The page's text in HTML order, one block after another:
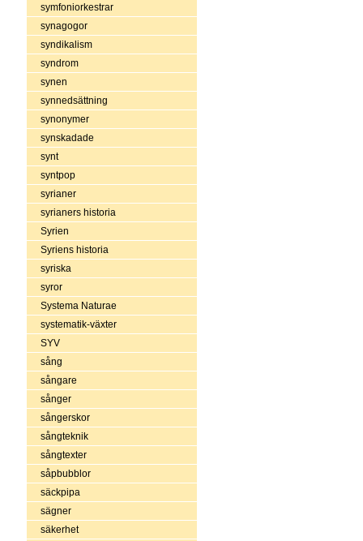
symfoniorkestrar
synagogor
syndikalism
syndrom
synen
synnedsättning
synonymer
synskadade
synt
syntpop
syrianer
syrianers historia
Syrien
Syriens historia
syriska
syror
Systema Naturae
systematik-växter
SYV
sång
sångare
sånger
sångerskor
sångteknik
sångtexter
såpbubblor
säckpipa
sägner
säkerhet